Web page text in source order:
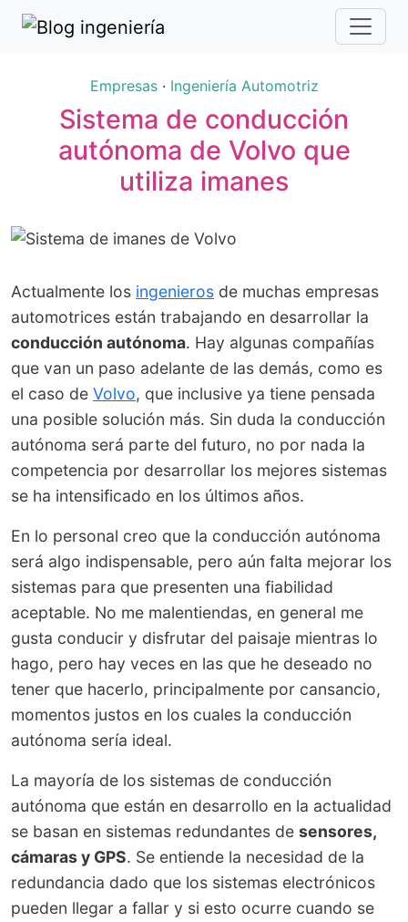
Empresas· Ingeniería Automotriz
Sistema de conducción
autónoma de Volvo que
utiliza imanes
Actualmente los ingenieros de muchas empresas
automotrices están trabajando en desarrollar la
conducción autónoma. Hay algunas compañías
que van un paso adelante de las demás, como es
el caso de Volvo, que inclusive ya tiene pensada
una posible solución más. Sin duda la conducción
autónoma será parte del futuro, no por nada la
competencia por desarrollar los mejores sistemas
se ha intensificado en los últimos años.
En lo personal creo que la conducción autónoma
será algo indispensable, pero aún falta mejorar los
sistemas para que presenten una fiabilidad
aceptable. No me malentiendas, en general me
gusta conducir y disfrutar del paisaje mientras lo
hago, pero hay veces en las que he deseado no
tener que hacerlo, principalmente por cansancio,
momentos justos en los cuales la conducción
autónoma sería ideal.
La mayoría de los sistemas de conducción
autónoma que están en desarrollo en la actualidad
se basan en sistemas redundantes de sensores,
cámaras y GPS. Se entiende la necesidad de la
redundancia dado que los sistemas electrónicos
pueden llegar a fallar y si esto ocurre cuando se